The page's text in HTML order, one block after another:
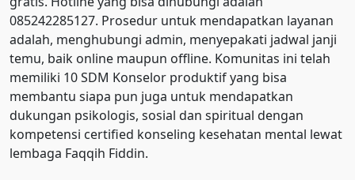
085242285127. Prosedur untuk mendapatkan layanan
adalah, menghubungi admin, menyepakati jadwal janji
temu, baik online maupun offline. Komunitas ini telah
memiliki 10 SDM Konselor produktif yang bisa
membantu siapa pun juga untuk mendapatkan
dukungan psikologis, sosial dan spiritual dengan
kompetensi certified konseling kesehatan mental lewat
lembaga Faqqih Fiddin.